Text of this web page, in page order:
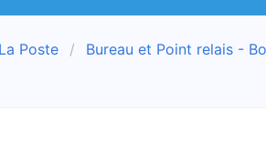
Poste
Bureau et Point relais -